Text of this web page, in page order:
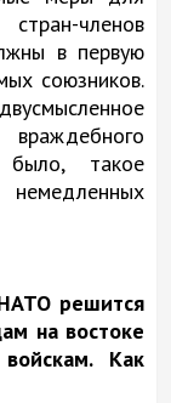
членов
в первую
союзников.
такое
решится
на востоке
Как